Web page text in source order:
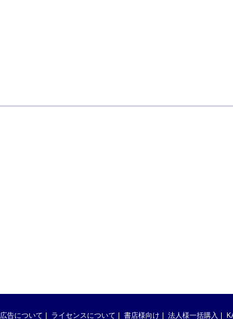
広告について ライセンスについて 書店様向け 法人様一括購入